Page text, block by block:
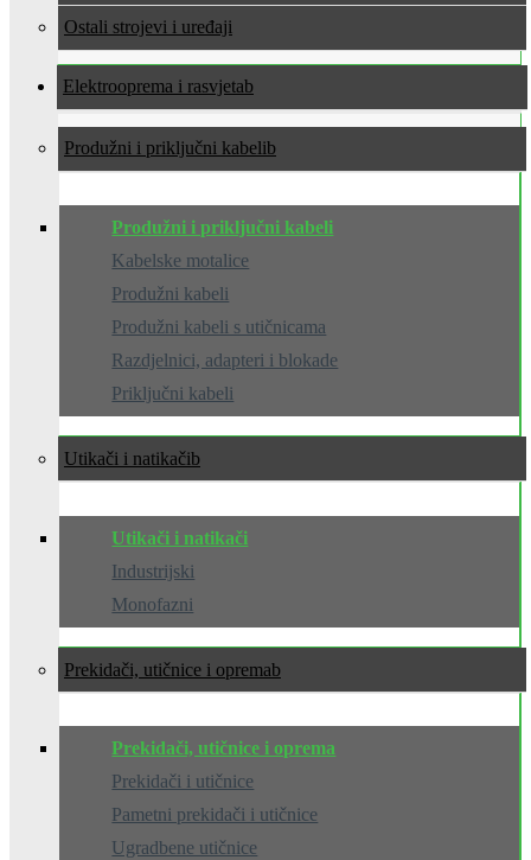
Ostali strojevi i uređaji
Elektrooprema i rasvjeta
Produžni i priključni kabeli
Produžni i priključni kabeli
Kabelske motalice
Produžni kabeli
Produžni kabeli s utičnicama
Razdjelnici, adapteri i blokade
Priključni kabeli
Utikači i natikači
Utikači i natikači
Industrijski
Monofazni
Prekidači, utičnice i oprema
Prekidači, utičnice i oprema
Prekidači i utičnice
Pametni prekidači i utičnice
Ugradbene utičnice